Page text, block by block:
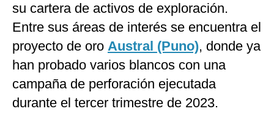
su cartera de activos de exploración.
Entre sus áreas de interés se encuentra el
proyecto de oro Austral (Puno), donde ya
han probado varios blancos con una
campaña de perforación ejecutada
durante el tercer trimestre de 2023.